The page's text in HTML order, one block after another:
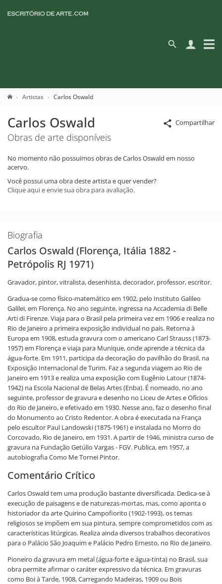
Artistas Carlos Oswald
Compartilhar
Carlos Oswald
Obras de arte disponíveis
No momento não possuimos obras de Carlos Oswald em nosso
acervo.
Você possui uma obra deste artista e quer vender?
Clique aqui e envie sua obra para avaliação.
Biografia
Carlos Oswald (Florença, Itália 1882 -
Petrópolis RJ 1971)
Gravador, pintor, vitralista, desenhista, decorador, professor, escritor.
Gradua-se como físico-matemático em 1902, pelo Instituto Galileo
Galilei, em Florença. No ano seguinte, ingressa na Accademia di Belle
Arti di Firenze. Viaja para o Brasil pela primeira vez em 1906 e realiza no
Rio de Janeiro a primeira exposição individual no país. Retorna à
Europa em 1908, estuda gravura com o americano Carl Strauss (1873-
1957) em Florença e viaja para Munique, onde aprende a técnica da
água-forte. Em 1911, participa da decoração do pavilhão do Brasil, na
Exposição Internacional de Turim. Faz a segunda viagem ao Rio de
Janeiro em 1913 e realiza uma exposição com Eugênio Latour (1874-
1942) na Escola Nacional de Belas Artes (Enba). É nomeado, no ano
seguinte, professor de gravura e desenho no Liceu de Artes e Ofícios
do Rio de Janeiro, e efetivado em 1930. Nesse ano, faz o desenho final
do Monumento ao Cristo Redentor. A obra é executada na França
pelo escultor Paul Landowski (1875-1961) e instalada no Morro do
Corcovado, Rio de Janeiro, em 1931. A partir de 1946, ministra curso de
gravura na Fundação Getúlio Vargas - FGV. Publica, em 1957, a
autobiografia Como Me Tornei Pintor.
Comentário Crítico
Carlos Oswald tem uma produção bastante diversificada. Dedica-se à
execução de paisagens e de naturezas-mortas, mas, como aponta o
historiador da arte Quirino Campofiorito (1902-1993), os temas
religiosos se impõem em sua pintura, sempre comprometidos com as
características litúrgicas. Realiza ainda diversos trabalhos decorativos
para o Palácio São Joaquim e Palácio Pedro Ernesto, no Rio de Janeiro.
Pioneiro da gravura em metal (água-forte e água-tinta) no Brasil, sua
obra permite afirmar o caráter expressivo da técnica. Em gravuras
como Boi à Tarde, 1908, Carregando Madeiras, 1909 ou Bois